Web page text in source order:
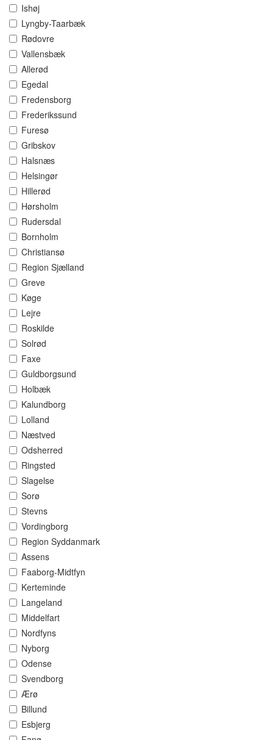
Ishøj
Lyngby-Taarbæk
Rødovre
Vallensbæk
Allerød
Egedal
Fredensborg
Frederikssund
Furesø
Gribskov
Halsnæs
Helsingør
Hillerød
Hørsholm
Rudersdal
Bornholm
Christiansø
Region Sjælland
Greve
Køge
Lejre
Roskilde
Solrød
Faxe
Guldborgsund
Holbæk
Kalundborg
Lolland
Næstved
Odsherred
Ringsted
Slagelse
Sorø
Stevns
Vordingborg
Region Syddanmark
Assens
Faaborg-Midtfyn
Kerteminde
Langeland
Middelfart
Nordfyns
Nyborg
Odense
Svendborg
Ærø
Billund
Esbjerg